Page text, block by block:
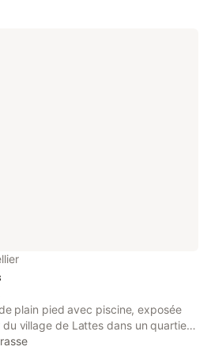
plain pied avec piscine, exposée
village de Lattes dans un quartier
entre la mer et Montpellier à